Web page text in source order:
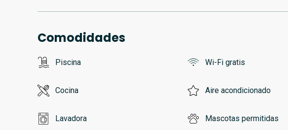
Comodidades
Piscina Wi-Fi gratis
Cocina Aire acondicionado
Lavadora Mascotas permitidas